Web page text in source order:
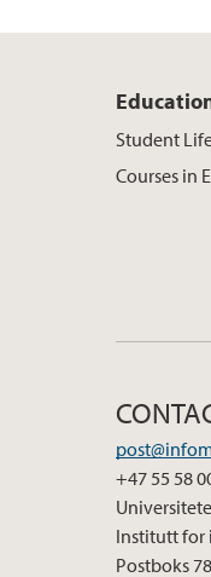
Student
Courses in
+47 55 58
Institutt for
Postboks